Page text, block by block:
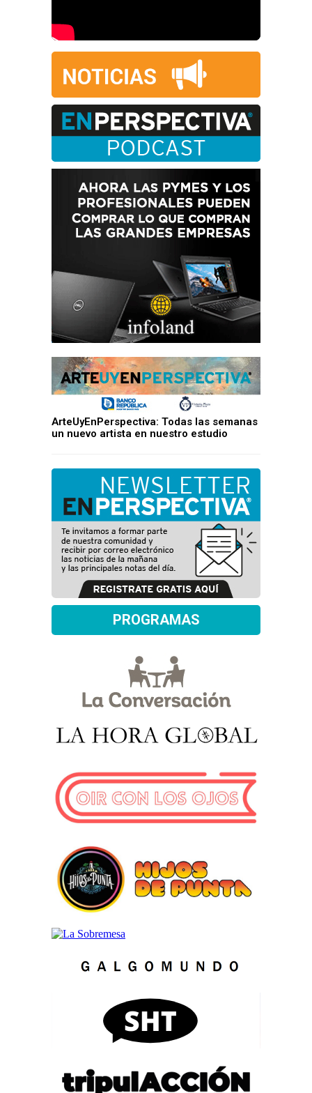
ArteUyEnPerspectiva: Todas las semanas
un nuevo artista en nuestro estudio
PROGRAMAS